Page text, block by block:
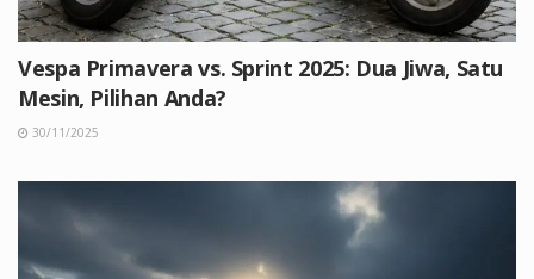
Vespa Primavera vs. Sprint 2025: Dua Jiwa, Satu
Mesin, Pilihan Anda?
30/11/2025